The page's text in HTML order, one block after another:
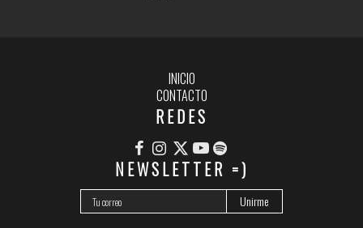
INICIO
CONTACTO
REDES
NEWSLETTER =)